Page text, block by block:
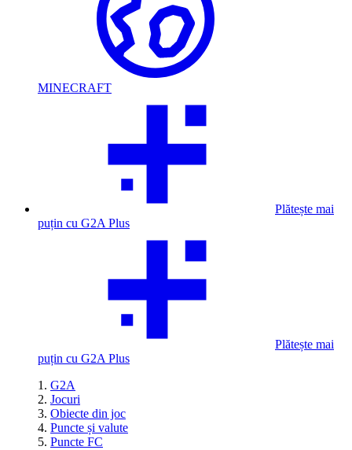
MINECRAFT
Plătește mai
puțin cu G2A Plus
Plătește mai
puțin cu G2A Plus
G2A
Jocuri
Obiecte din joc
Puncte și valute
Puncte FC